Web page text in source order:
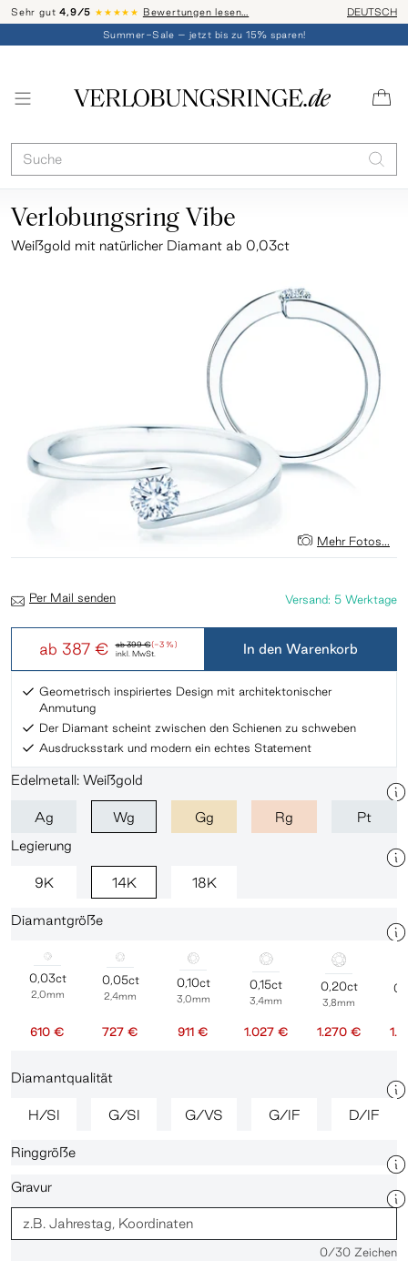
Sehr gut4,9/5 ★★★★★ Bewertungen lesen… Telefon-
DEUTSCH
Summer-Sale – jetzt bis zu 15% sparen!
Verlobungsring Vibe
Weißgold mit natürlicher Diamant ab 0,03ct
Mehr Fotos...
ab399 €(-3 %)
ab 387 € inkl. MwSt.
Versand: 5 Werktage
Per Mail senden
In den Warenkorb
Geometrisch inspiriertes Design mit architektonischer
Anmutung
Der Diamant scheint zwischen den Schienen zu schweben
Ausdrucksstark und modern ein echtes Statement
Edelmetall: Weißgold
Ag Wg Gg Rg
Pt
Legierung
9K 14K 18K
Diamantgröße
0,03ct
2,0mm
610 €
0,05ct
2,4mm
727 €
0,10ct
3,0mm
911 €
0,15ct
3,4mm
1.027 €
0,20ct
3,8mm
1.270 €
Diamantqualität
H/SI G/SI G/VS G/IF D/IF
Ringgröße
Gravur
0/30 Zeichen